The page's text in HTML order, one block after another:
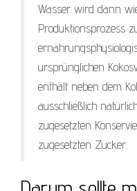
Wasser wird dann
Produktionsprozess
ursprünglichen
enthält neben dem
ausschließlich
zugesetzten
zugesetzten Zucker.